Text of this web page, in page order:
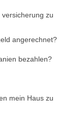
zu
angerechnet?
bezahlen?
mein Haus zu